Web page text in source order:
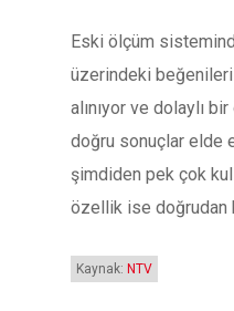
Eski ölçüm
üzerindeki
alınıyor ve dolaylı
doğru sonuçlar elde
şimdiden pek çok
özellik ise doğrudan
Kaynak: NTV